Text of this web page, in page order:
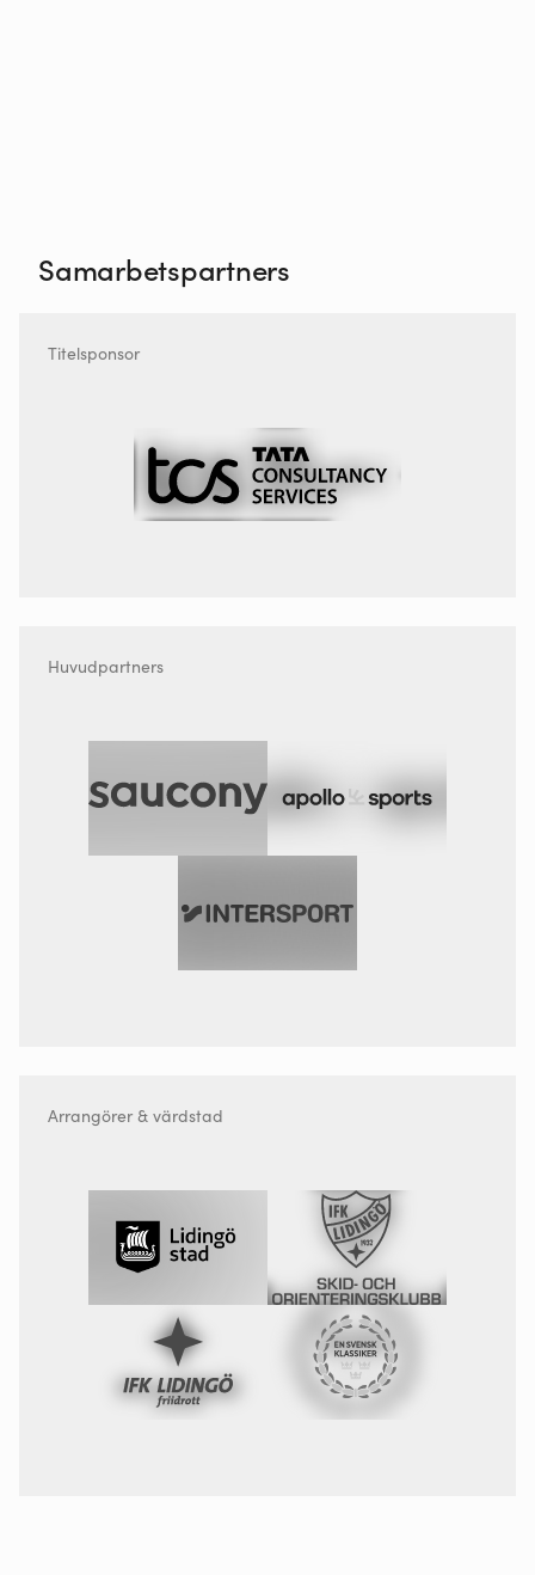
Samarbetspartners
Titelsponsor
Huvudpartners
Arrangörer & värdstad